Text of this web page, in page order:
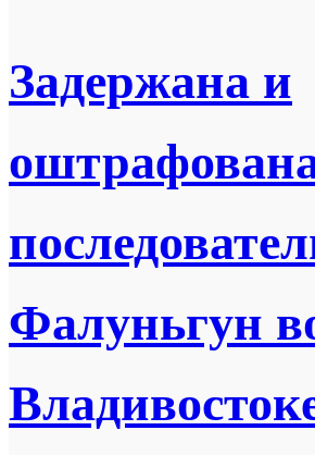
Задержана и
Фалуньгун